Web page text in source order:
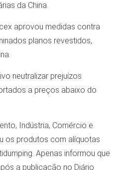
da China.
aprovou medidas contra
planos revestidos,
neutralizar prejuízos
a preços abaixo do
Indústria, Comércio e
os produtos com alíquotas
Apenas informou que
a publicação no Diário